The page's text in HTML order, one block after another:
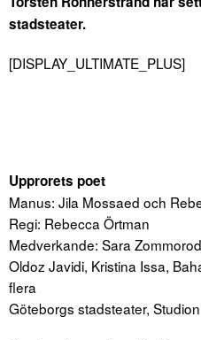
stadsteater.
[DISPLAY_ULTIMATE_PLUS]
Upprorets poet
Manus: Jila Mossaed och
Regi: Rebecca Örtman
Medverkande: Sara
Oldoz Javidi, Kristina Issa,
flera
Göteborgs stadsteater, Studion